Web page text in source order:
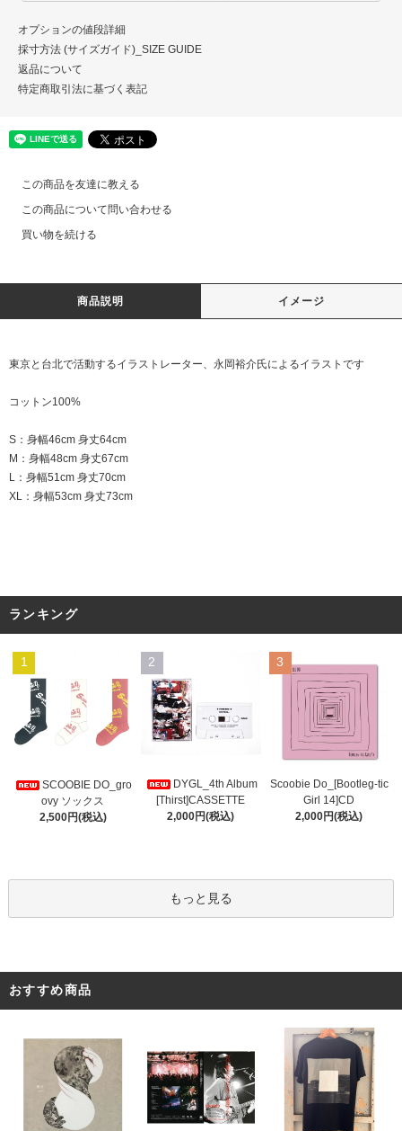
オプションの値段詳細
採寸方法 (サイズガイド)_SIZE GUIDE
返品について
特定商取引法に基づく表記
この商品を友達に教える
この商品について問い合わせる
買い物を続ける
商品説明 イメージ
東京と台北で活動するイラストレーター、永岡裕介氏によるイラストです
コットン100%
S：身幅46cm 身丈64cm
M：身幅48cm 身丈67cm
L：身幅51cm 身丈70cm
XL：身幅53cm 身丈73cm
ランキング
1
SCOOBIE DO_gro
ovy ソックス
2,500円(税込)
2
DYGL_4th Album
[Thirst]CASSETTE
2,000円(税込)
3
Scoobie Do_[Bootleg-tic
Girl 14]CD
2,000円(税込)
もっと見る
おすすめ商品